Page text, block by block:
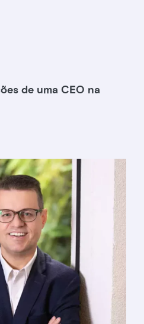
de uma CEO na